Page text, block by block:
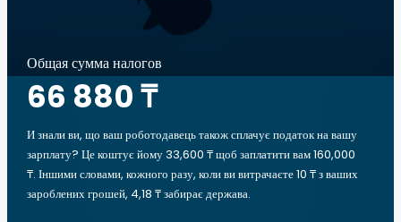
Общая сумма налогов
66 880 ₸
И знали ви, що ваш роботодавець також сплачує податок на вашу
зарплату? Це коштує йому 33,600 ₸ щоб заплатити вам 160,000
₸. Іншими словами, кожного разу, коли ви витрачаєте 10 ₸ з ваших
зароблених грошей, 4,18 ₸ забирає держава.